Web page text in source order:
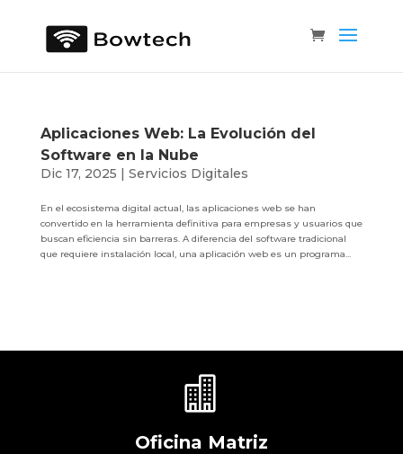
Aplicaciones Web: La Evolución del
Software en la Nube
Dic 17, 2025 | Servicios Digitales
En el ecosistema digital actual, las aplicaciones web se han
convertido en la herramienta definitiva para empresas y usuarios que
buscan eficiencia sin barreras. A diferencia del software tradicional
que requiere instalación local, una aplicación web es un programa...

Oficina Matriz